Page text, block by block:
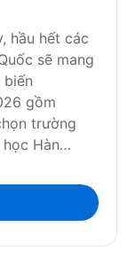
hầu hết các
sẽ mang
gồm
trường
học Hàn…